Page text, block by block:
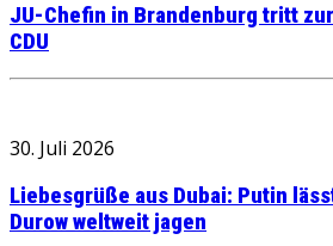
JU-Chefin in Brandenburg tritt
CDU
30. Juli 2026
Liebesgrüße aus Dubai: Putin
Durow weltweit jagen